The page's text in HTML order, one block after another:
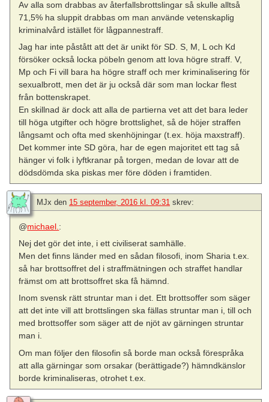
Av alla som drabbas av återfallsbrottslingar så skulle alltså
71,5% ha sluppit drabbas om man använde vetenskaplig
kriminalvård istället för lågpannestraff.
Jag har inte påstått att det är unikt för SD. S, M, L och Kd
försöker också locka pöbeln genom att lova högre straff. V,
Mp och Fi vill bara ha högre straff och mer kriminalisering för
sexualbrott, men det är ju också där som man lockar flest
från bottenskrapet.
En skillnad är dock att alla de partierna vet att det bara leder
till höga utgifter och högre brottslighet, så de höjer straffen
långsamt och ofta med skenhöjningar (t.ex. höja maxstraff).
Det kommer inte SD göra, har de egen majoritet ett tag så
hänger vi folk i lyftkranar på torgen, medan de lovar att de
dödsdömda ska piskas mer före döden i framtiden.
MJx den 15 september, 2016 kl. 09:31 skrev:
@michael. :
Nej det gör det inte, i ett civiliserat samhälle.
Men det finns länder med en sådan filosofi, inom Sharia t.ex.
så har brottsoffret del i straffmätningen och straffet handlar
främst om att brottsoffret ska få hämnd.
Inom svensk rätt struntar man i det. Ett brottsoffer som säger
att det inte vill att brottslingen ska fällas struntar man i, till och
med brottsoffer som säger att de njöt av gärningen struntar
man i.
Om man följer den filosofin så borde man också förespråka
att alla gärningar som orsakar (berättigade?) hämndkänslor
borde kriminaliseras, otrohet t.ex.